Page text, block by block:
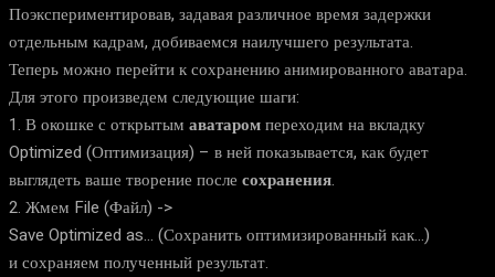
Поэкспериментировав, задавая различное время задержки
отдельным кадрам, добиваемся наилучшего результата.
Теперь можно перейти к сохранению анимированного аватара.
Для этого произведем следующие шаги:
1. В окошке с открытым аватаромпереходим на вкладку
Optimized (Оптимизация) – в ней показывается, как будет
выглядеть ваше творение после сохранения.
2. Жмем File (Файл) ->
Save Optimized as… (Сохранить оптимизированный как…)
и сохраняем полученный результат.